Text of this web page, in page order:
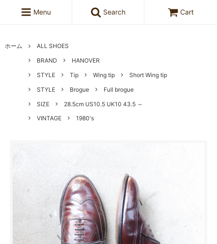
Menu Search Cart
ホーム
ALL SHOES
BRAND
HANOVER
STYLE
Tip Wing tip
Short Wing tip
STYLE
Brogue
Full brogue
SIZE
28.5cm US10.5 UK10 43.5 ～
VINTAGE
1980's